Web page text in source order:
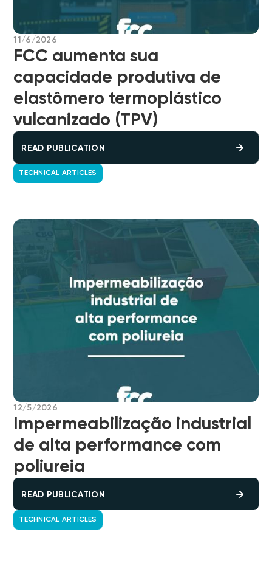
11/6/2026
FCC aumenta sua
capacidade produtiva de
elastômero termoplástico
vulcanizado​ (TPV)
READ PUBLICATION
TECHNICAL ARTICLES
12/5/2026
Impermeabilização industrial
de alta performance com
poliureia
READ PUBLICATION
TECHNICAL ARTICLES